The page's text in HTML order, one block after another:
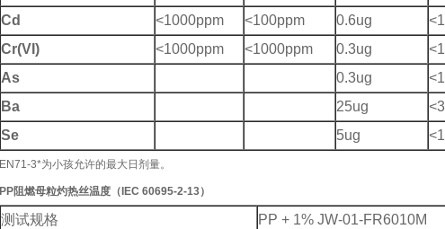
Cd
<1000ppm <100ppm 0.6ug
Cr(VI)
<1000ppm <1000ppm 0.3ug
As
0.3ug
Ba
25ug
Se
5ug
EN71-3*为小孩允许的最大日剂量。
PP阻燃母粒灼热丝温度（ IEC 60695-2-13）
测试规格
PP + 1% JW-01-FR6010M